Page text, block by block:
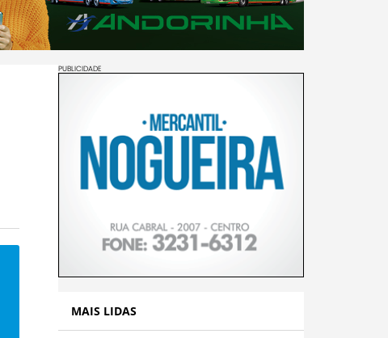
PUBLICIDADE
MAIS LIDAS